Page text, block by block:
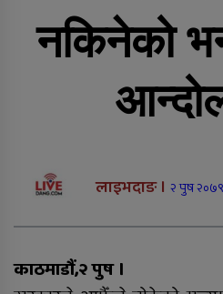
३ सय १९
सडक
महिलालाई
लाख रुपैयाँ
मृत भेटिए
सीडद्वारा
नकिनेको
लाइभदाङ । २ पुष
काठमाडौं,२ पुष ।